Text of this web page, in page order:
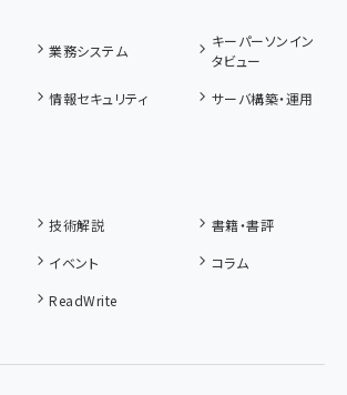
業務システム
キーパーソンイン
タビュー
情報セキュリティ
サーバ構築・運用
技術解説
書籍・書評
イベント
コラム
ReadWrite